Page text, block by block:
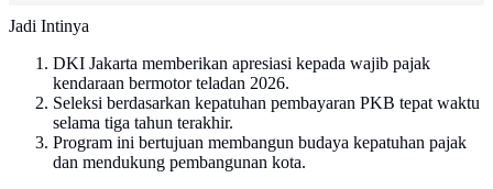
Jadi Intinya
DKI Jakarta memberikan apresiasi kepada wajib pajak
kendaraan bermotor teladan 2026.
Seleksi berdasarkan kepatuhan pembayaran PKB tepat waktu
selama tiga tahun terakhir.
Program ini bertujuan membangun budaya kepatuhan pajak
dan mendukung pembangunan kota.